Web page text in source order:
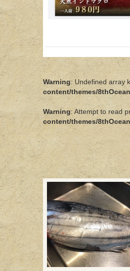
Warning: Undefined array
content/themes/
Warning: Attempt to read
content/themes/